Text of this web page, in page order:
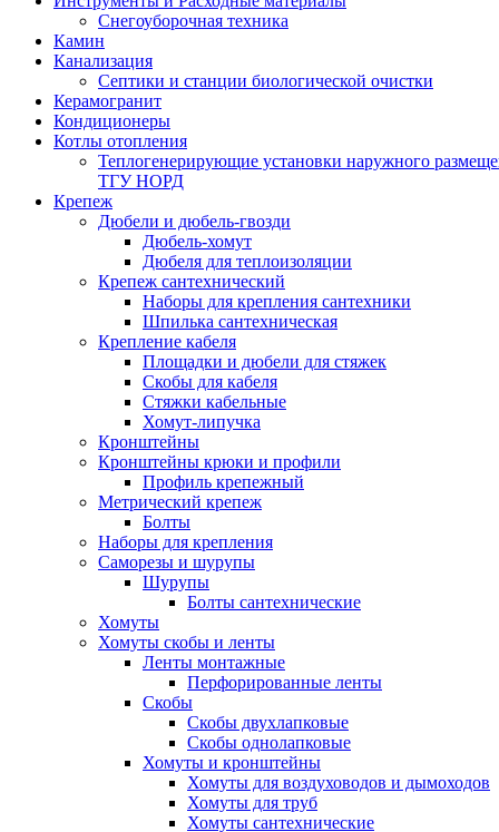
Снегоуборочная техника
Камин
Канализация
Септики и станции биологической очистки
Керамогранит
Кондиционеры
Котлы отопления
Теплогенерирующие установки наружного
ТГУ НОРД
Крепеж
Дюбели и дюбель-гвозди
Дюбель-хомут
Дюбеля для теплоизоляции
Крепеж сантехнический
Наборы для крепления сантехники
Шпилька сантехническая
Крепление кабеля
Площадки и дюбели для стяжек
Скобы для кабеля
Стяжки кабельные
Хомут-липучка
Кронштейны
Кронштейны крюки и профили
Профиль крепежный
Метрический крепеж
Болты
Наборы для крепления
Саморезы и шурупы
Шурупы
Болты сантехнические
Хомуты
Хомуты скобы и ленты
Ленты монтажные
Перфорированные ленты
Скобы
Скобы двухлапковые
Скобы однолапковые
Хомуты и кронштейны
Хомуты для воздуховодов и дымоходов
Хомуты для труб
Хомуты сантехнические